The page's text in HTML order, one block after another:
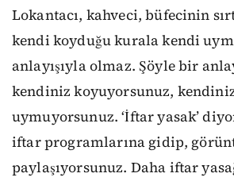
Lokantacı, kahveci, büfecinin
kendi koyduğu kurala kendi
anlayışıyla olmaz. Şöyle bir
kendiniz koyuyorsunuz,
uymuyorsunuz. ‘İftar yasak’
iftar programlarına gidip,
paylaşıyorsunuz. Daha iftar